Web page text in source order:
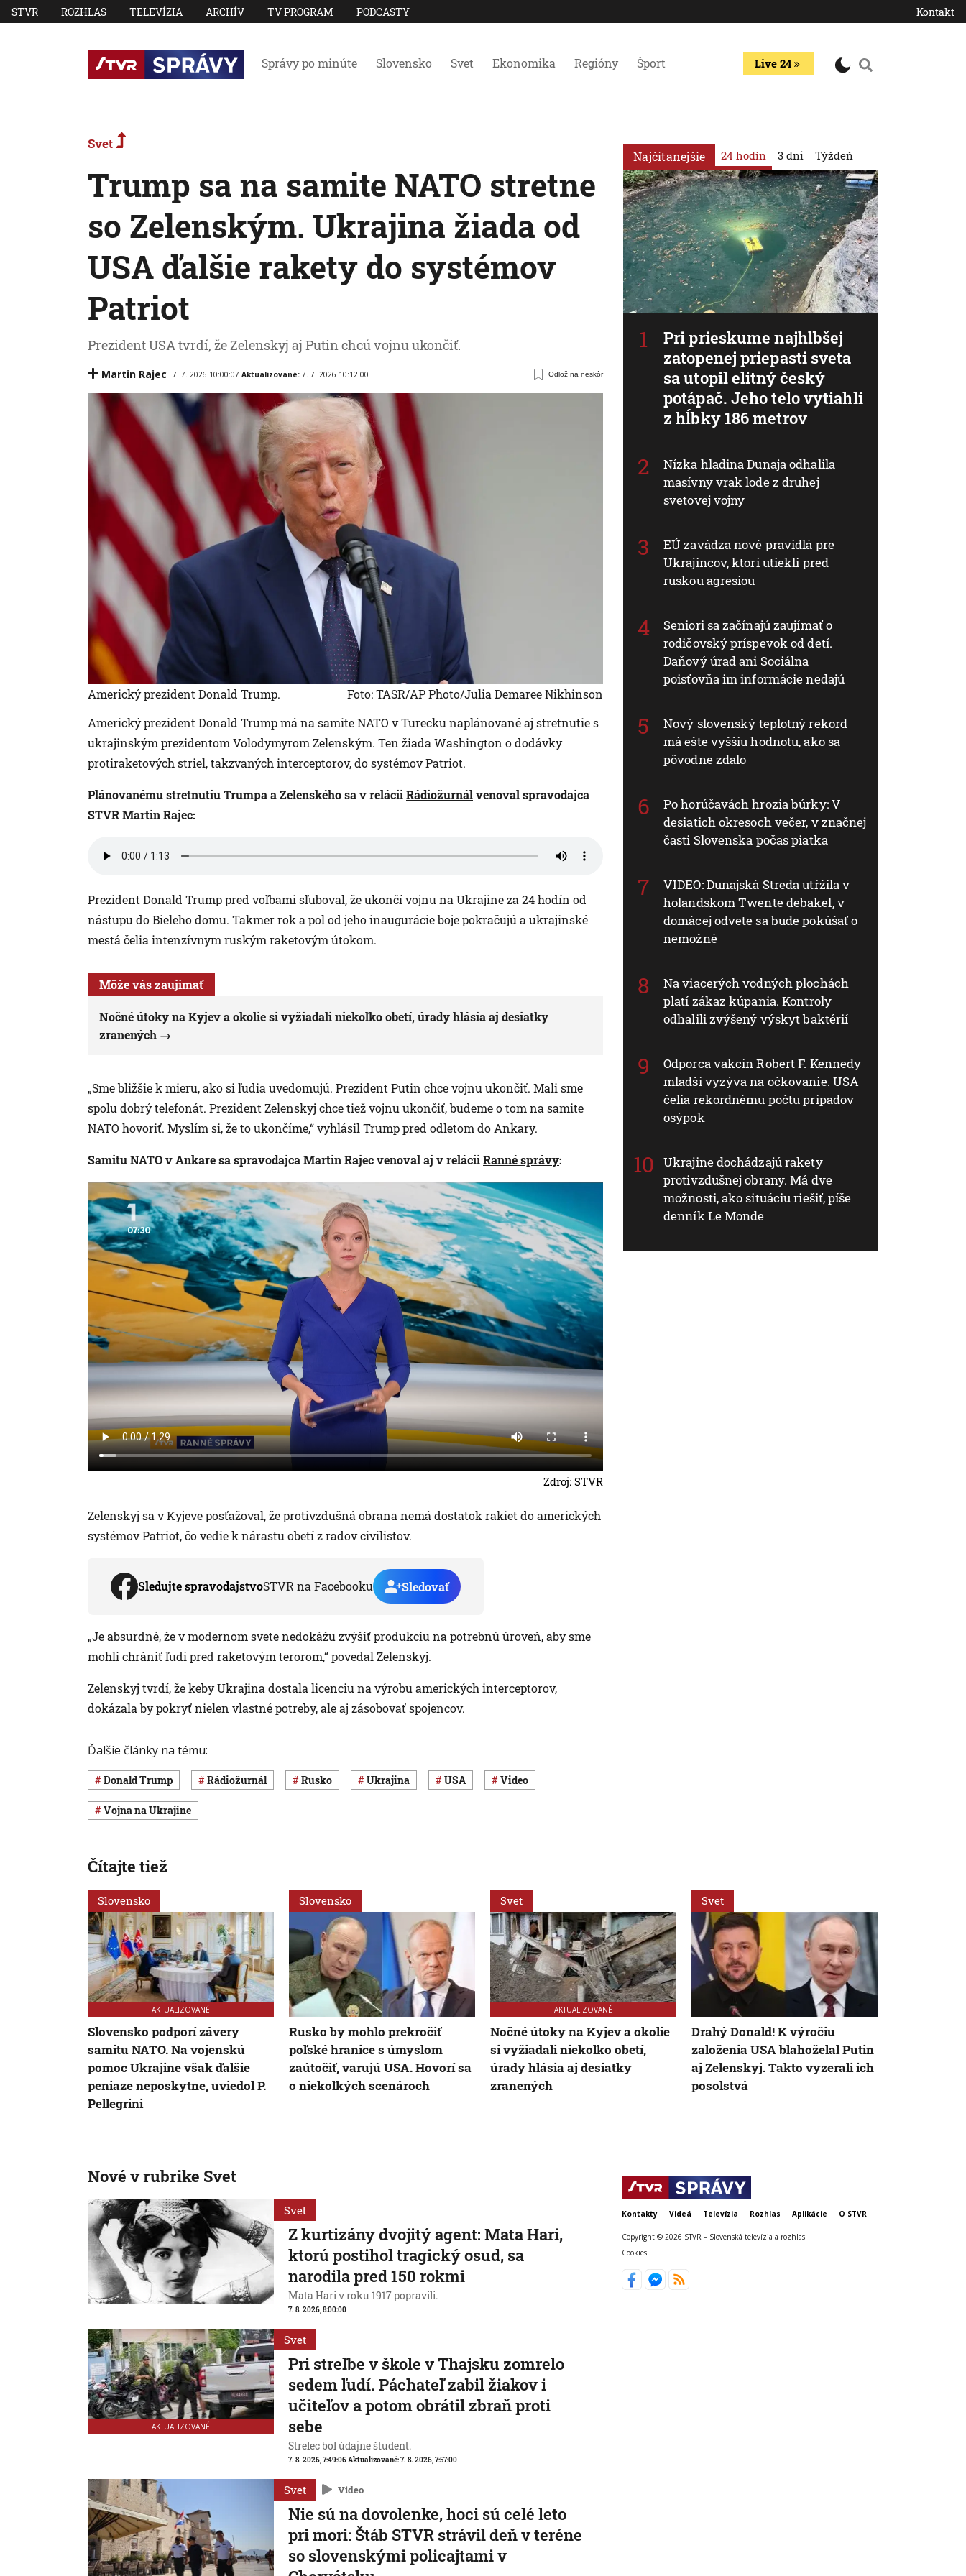
STVR ROZHLAS TELEVÍZIA ARCHÍV TV PROGRAM PODCASTY Kontakt
Správy po minúte Slovensko Svet Ekonomika Regióny Šport Live 24
Svet
Trump sa na samite NATO stretne
so Zelenským. Ukrajina žiada od
USA ďalšie rakety do systémov
Patriot
Prezident USA tvrdí, že Zelenskyj aj Putin chcú vojnu ukončiť.
Martin Rajec 7. 7. 2026 10:00:07 Aktualizované: 7. 7. 2026 10:12:00 Odlož na neskôr
Americký prezident Donald Trump.
Foto: TASR/AP Photo/Julia Demaree Nikhinson
Americký prezident Donald Trump má na samite NATO v Turecku naplánované aj stretnutie s
ukrajinským prezidentom Volodymyrom Zelenským. Ten žiada Washington o dodávky
protiraketových striel, takzvaných interceptorov, do systémov Patriot.
Plánovanému stretnutiu Trumpa a Zelenského sa v reláciiRádiožurnálvenoval spravodajca
STVR Martin Rajec:
Prezident Donald Trump pred voľbami sľuboval, že ukončí vojnu na Ukrajine za 24 hodín od
nástupu do Bieleho domu. Takmer rok a pol od jeho inaugurácie boje pokračujú a ukrajinské
mestá čelia intenzívnym ruským raketovým útokom.
Môže vás zaujímať
Nočné útoky na Kyjev a okolie si vyžiadali niekoľko obetí, úrady hlásia aj desiatky
zranených
„Sme bližšie k mieru, ako si ľudia uvedomujú. Prezident Putin chce vojnu ukončiť. Mali sme
spolu dobrý telefonát. Prezident Zelenskyj chce tiež vojnu ukončiť, budeme o tom na samite
NATO hovoriť. Myslím si, že to ukončíme,“ vyhlásil Trump pred odletom do Ankary.
Samitu NATO v Ankare sa spravodajca Martin Rajec venoval aj v reláciiRanné správy:
Zdroj: STVR
Zelenskyj sa v Kyjeve posťažoval, že protivzdušná obrana nemá dostatok rakiet do amerických
systémov Patriot, čo vedie k nárastu obetí z radov civilistov.
Sledujte spravodajstvoSTVR na Facebooku Sledovať
„Je absurdné, že v modernom svete nedokážu zvýšiť produkciu na potrebnú úroveň, aby sme
mohli chrániť ľudí pred raketovým terorom,“ povedal Zelenskyj.
Zelenskyj tvrdí, že keby Ukrajina dostala licenciu na výrobu amerických interceptorov,
dokázala by pokryť nielen vlastné potreby, ale aj zásobovať spojencov.
Ďalšie články na tému:
Donald Trump Rádiožurnál Rusko Ukrajina USA Video
vojna na Ukrajine
Najčítanejšie 24 hodín
Pri prieskume najhlbšej
zatopenej priepasti sveta
sa utopil elitný český
potápač. Jeho telo vytiahli
z hĺbky 186 metrov
Nízka hladina Dunaja odhalila
masívny vrak lode z druhej
svetovej vojny
EÚ zavádza nové pravidlá pre
Ukrajincov, ktorí utiekli pred
ruskou agresiou
Seniori sa začínajú zaujímať o
rodičovský príspevok od detí.
Daňový úrad ani Sociálna
poisťovňa im informácie nedajú
Nový slovenský teplotný rekord
má ešte vyššiu hodnotu, ako sa
pôvodne zdalo
Po horúčavách hrozia búrky: V
desiatich okresoch večer, v značnej
časti Slovenska počas piatka
VIDEO: Dunajská Streda utŕžila v
holandskom Twente debakel, v
domácej odvete sa bude pokúšať o
nemožné
Na viacerých vodných plochách
platí zákaz kúpania. Kontroly
odhalili zvýšený výskyt baktérií
Odporca vakcín Robert F. Kennedy
mladší vyzýva na očkovanie. USA
čelia rekordnému počtu prípadov
osýpok
Ukrajine dochádzajú rakety
protivzdušnej obrany. Má dve
možnosti, ako situáciu riešiť, píše
denník Le Monde
3 dni Týždeň
Čítajte tiež
Slovensko
AKTUALIZOVANÉ
Slovensko podporí závery
samitu NATO. Na vojenskú
pomoc Ukrajine však ďalšie
peniaze neposkytne, uviedol P.
Pellegrini
Slovensko
Rusko by mohlo prekročiť
poľské hranice s úmyslom
zaútočiť, varujú USA. Hovorí sa
o niekoľkých scenároch
Svet
AKTUALIZOVANÉ
Nočné útoky na Kyjev a okolie
si vyžiadali niekoľko obetí,
úrady hlásia aj desiatky
zranených
Svet
Drahý Donald! K výročiu
založenia USA blahoželal Putin
aj Zelenskyj. Takto vyzerali ich
posolstvá
Nové v rubrike Svet
Svet
Z kurtizány dvojitý agent: Mata Hari,
ktorú postihol tragický osud, sa
narodila pred 150 rokmi
Mata Hari v roku 1917 popravili.
7. 8. 2026, 8:00:00
AKTUALIZOVANÉ
Svet
Pri streľbe v škole v Thajsku zomrelo
sedem ľudí. Páchateľ zabil žiakov i
učiteľov a potom obrátil zbraň proti
sebe
Strelec bol údajne študent.
7. 8. 2026, 7:49:06Aktualizované:7. 8. 2026, 7:57:00
Svet Video
Nie sú na dovolenke, hoci sú celé leto
pri mori: Štáb STVR strávil deň v teréne
so slovenskými policajtami v
Kontakty Videá Televízia Rozhlas Aplikácie O STVR
Copyright © 2026 STVR – Slovenská televízia a rozhlas
Cookies